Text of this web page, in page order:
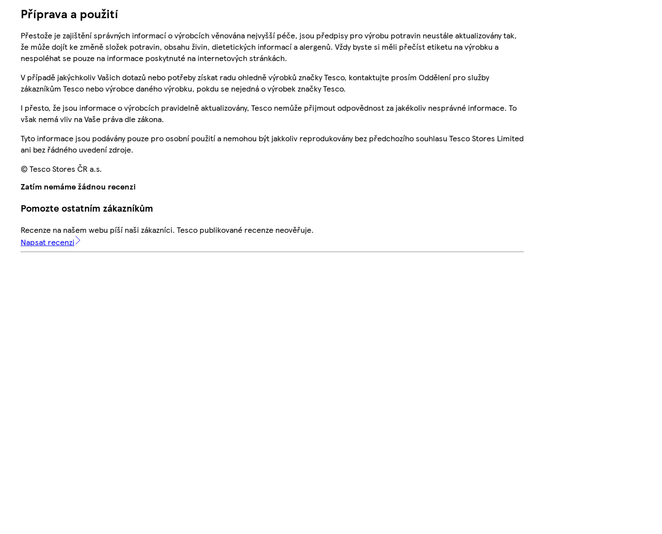
Příprava a použití
Přestože je zajištění správných informací o výrobcích věnována nejvyšší péče, jsou předpisy pro výrobu potravin neustále aktualizovány tak,
že může dojít ke změně složek potravin, obsahu živin, dietetických informací a alergenů. Vždy byste si měli přečíst etiketu na výrobku a
nespoléhat se pouze na informace poskytnuté na internetových stránkách.
V případě jakýchkoliv Vašich dotazů nebo potřeby získat radu ohledně výrobků značky Tesco, kontaktujte prosím Oddělení pro služby
zákazníkům Tesco nebo výrobce daného výrobku, pokdu se nejedná o výrobek značky Tesco.
I přesto, že jsou informace o výrobcích pravidelně aktualizovány, Tesco nemůže přijmout odpovědnost za jakékoliv nesprávné informace. To
však nemá vliv na Vaše práva dle zákona.
Tyto informace jsou podávány pouze pro osobní použití a nemohou být jakkoliv reprodukovány bez předchozího souhlasu Tesco Stores Limited
ani bez řádného uvedení zdroje.
© Tesco Stores ČR a.s.
Zatím nemáme žádnou recenzi
Pomozte ostatním zákazníkům
Recenze na našem webu píší naši zákazníci. Tesco publikované recenze neověřuje.
Napsat recenzi